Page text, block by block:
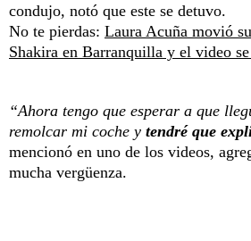
condujo, notó que este se detuvo.
No te pierdas: Laura Acuña movió
Shakira en Barranquilla y el video
“Ahora tengo que esperar a que
remolcar mi coche y tendré que
mencionó en uno de los videos,
mucha vergüenza.